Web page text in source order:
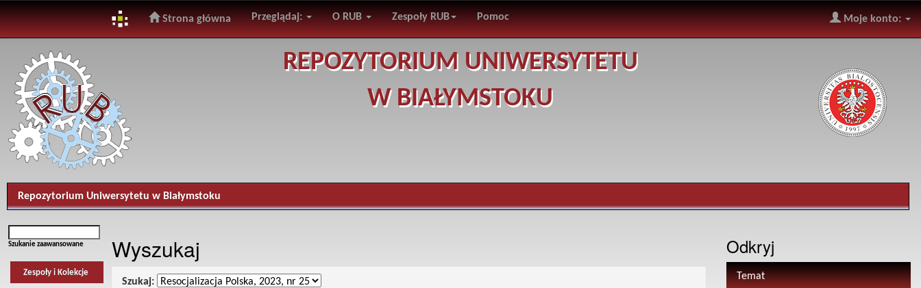
navigation
Strona główna Przeglądaj: O RUB Zespoły RUB Pomoc Moje konto:
REPOZYTORIUM UNIWERSYTETU
W BIAŁYMSTOKU
Repozytorium Uniwersytetu w Białymstoku
Szukanie zaawansowane
Zespoły i Kolekcje
Wyszukaj
Szukaj:
Odkryj
Temat